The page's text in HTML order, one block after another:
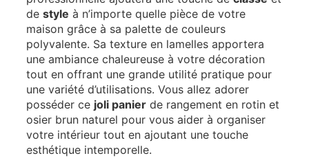
de style à n’importe quelle pièce de votre
maison grâce à sa palette de couleurs
polyvalente. Sa texture en lamelles apportera
une ambiance chaleureuse à votre décoration
tout en offrant une grande utilité pratique pour
une variété d’utilisations. Vous allez adorer
posséder ce joli panierde rangement en rotin et
osier brun naturel pour vous aider à organiser
votre intérieur tout en ajoutant une touche
esthétique intemporelle.